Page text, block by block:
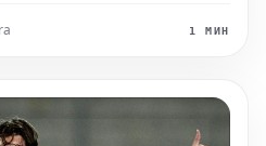
для многих в
1 МИН